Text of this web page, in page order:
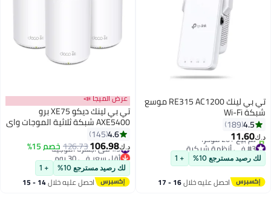
تي بي لينك RE315 AC1200 موسع
شبكة Wi-Fi
4.5
189
د.ك‏11.60
#3 في أنظمة شبكية
بتخلّص بسرعة
تم بيع +20 مؤخرًا
#3 في أنظمة شبكية
لك رصيد مسترجع 10% + 1
احصل عليه خلال 16 - 17
عرض الميجا 📣
تي بي لينك ديكو XE75 برو
AXE5400 شبكة ثلاثية الموجات واي
فاي 6E نظام حزمة من 34.6
145
د.ك‏106.98
126.73خصم 15% #5 في أجهزة التوجيه
أقل سعر في 30 يوم
#5 في أجهزة التوجيه
لك رصيد مسترجع 10% + 1
احصل عليه خلال 14 - 15